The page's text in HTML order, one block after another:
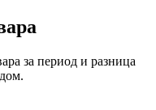
за период и разница